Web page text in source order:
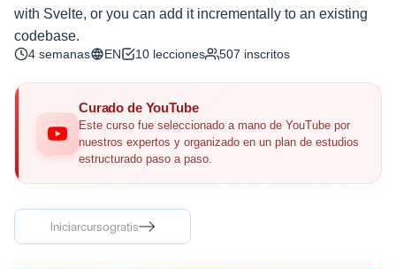
with Svelte, or you can add it incrementally to an existing
codebase.
4 semanas EN 10 lecciones 507 inscritos
Curado de YouTube
Este curso fue seleccionado a mano de YouTube por
nuestros expertos y organizado en un plan de estudios
estructurado paso a paso.
Iniciarcursogratis
Iniciarcursogratis